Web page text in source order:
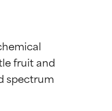
fruit and
spectrum